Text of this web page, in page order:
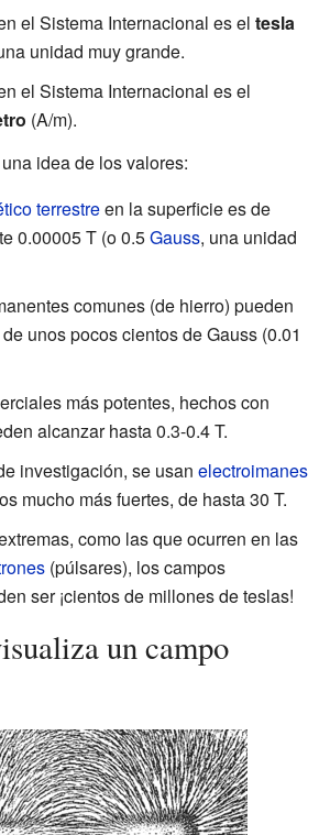
el Sistema Internacional es el tesla
unidad muy grande.
el Sistema Internacional es el
(A/m).
idea de los valores:
terrestreen la superficie es de
0.00005 T (o 0.5Gauss, una unidad
comunes (de hierro) pueden
unos pocos cientos de Gauss (0.01
más potentes, hechos con
alcanzar hasta 0.3-0.4 T.
investigación, se usan electroimanes
mucho más fuertes, de hasta 30 T.
como las que ocurren en las
(púlsares), los campos
ser ¡cientos de millones de teslas!
un campo